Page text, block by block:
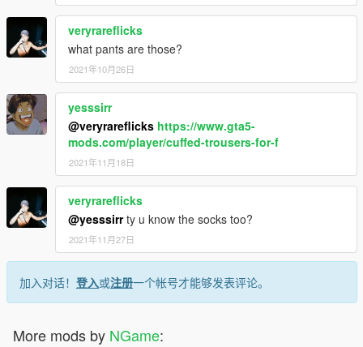
veryrareflicks
what pants are those?
2021年10月26日
yesssirr
@veryrareflicks https://www.gta5-
mods.com/player/cuffed-trousers-for-f
2021年11月18日
veryrareflicks
@yesssirrty u know the socks too?
2021年11月27日
加入对话！ 登入或注册一个帐号才能够发表评论。
More mods by NGame: